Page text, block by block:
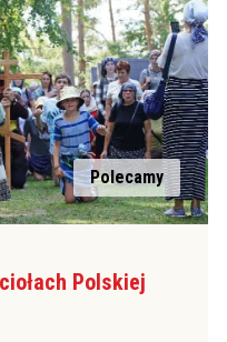
Polecamy
Polskiej